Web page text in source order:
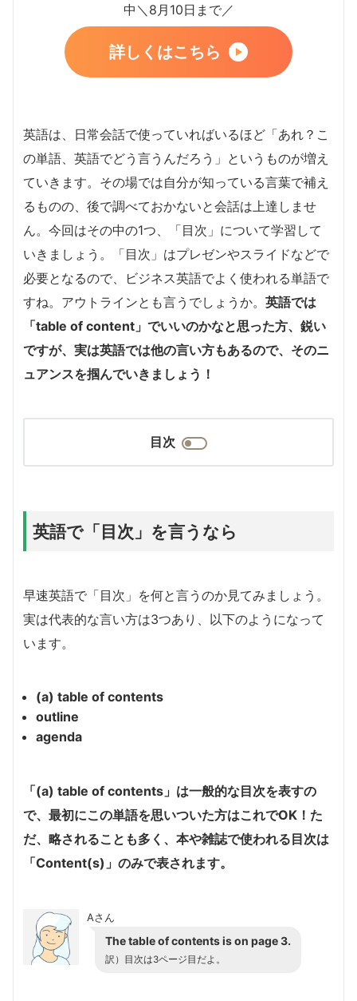
中＼8月10日まで／
詳しくはこちら
英語は、日常会話で使っていればいるほど「あれ？こ
の単語、英語でどう言うんだろう」というものが増え
ていきます。その場では自分が知っている言葉で補え
るものの、後で調べておかないと会話は上達しませ
ん。今回はその中の1つ、「目次」について学習して
いきましょう。「目次」はプレゼンやスライドなどで
必要となるので、ビジネス英語でよく使われる単語で
すね。アウトラインとも言うでしょうか。 英語では
「table of content」でいいのかなと思った方、鋭い
ですが、実は英語では他の言い方もあるので、そのニ
ュアンスを掴んでいきましょう！
目次
英語で「目次」を言うなら
早速英語で「目次」を何と言うのか見てみましょう。
実は代表的な言い方は3つあり、以下のようになって
います。
(a) table of contents
outline
agenda
「(a) table of contents」は一般的な目次を表すの
で、最初にこの単語を思いついた方はこれでOK！た
だ、略されることも多く、 本や雑誌で使われる目次は
「Content(s)」のみで表されます。
Aさん
The table of contents is on page 3.
訳）目次は3ページ目だよ。